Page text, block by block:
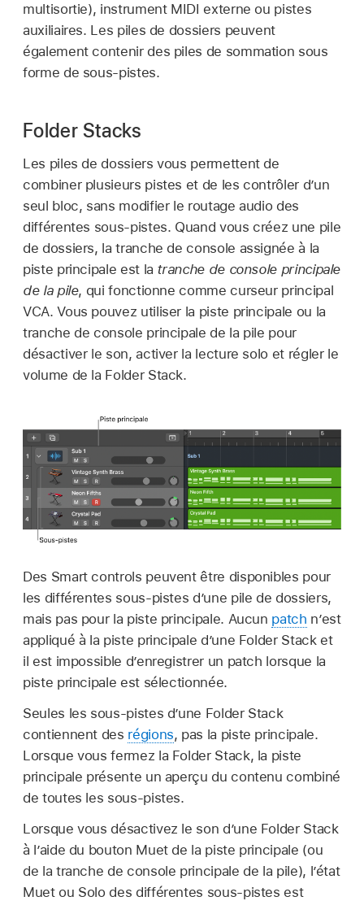
multisortie), instrument MIDI externe ou pistes
auxiliaires. Les piles de dossiers peuvent
également contenir des piles de sommation sous
forme de sous-pistes.
Folder Stacks
Les piles de dossiers vous permettent de
combiner plusieurs pistes et de les contrôler d’un
seul bloc, sans modifier le routage audio des
différentes sous-pistes. Quand vous créez une pile
de dossiers, la tranche de console assignée à la
piste principale est la tranche de console principale
de la pile, qui fonctionne comme curseur principal
VCA. Vous pouvez utiliser la piste principale ou la
tranche de console principale de la pile pour
désactiver le son, activer la lecture solo et régler le
volume de la Folder Stack.
Des Smart controls peuvent être disponibles pour
les différentes sous-pistes d’une pile de dossiers,
mais pas pour la piste principale. Aucun patch n’est
appliqué à la piste principale d’une Folder Stack et
il est impossible d’enregistrer un patch lorsque la
piste principale est sélectionnée.
Seules les sous-pistes d’une Folder Stack
contiennent des régions, pas la piste principale.
Lorsque vous fermez la Folder Stack, la piste
principale présente un aperçu du contenu combiné
de toutes les sous-pistes.
Lorsque vous désactivez le son d’une Folder Stack
à l’aide du bouton Muet de la piste principale (ou
de la tranche de console principale de la pile), l’état
Muet ou Solo des différentes sous-pistes est